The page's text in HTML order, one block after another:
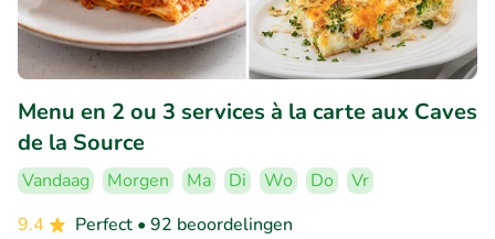
Menu en 2 ou 3 services à la carte aux Caves
de la Source
Vandaag Morgen Ma Di Wo Do
Vr
9.4
Perfect • 92 beoordelingen